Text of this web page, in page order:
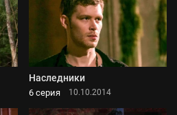
Наследники
6 серия 10.10.2014